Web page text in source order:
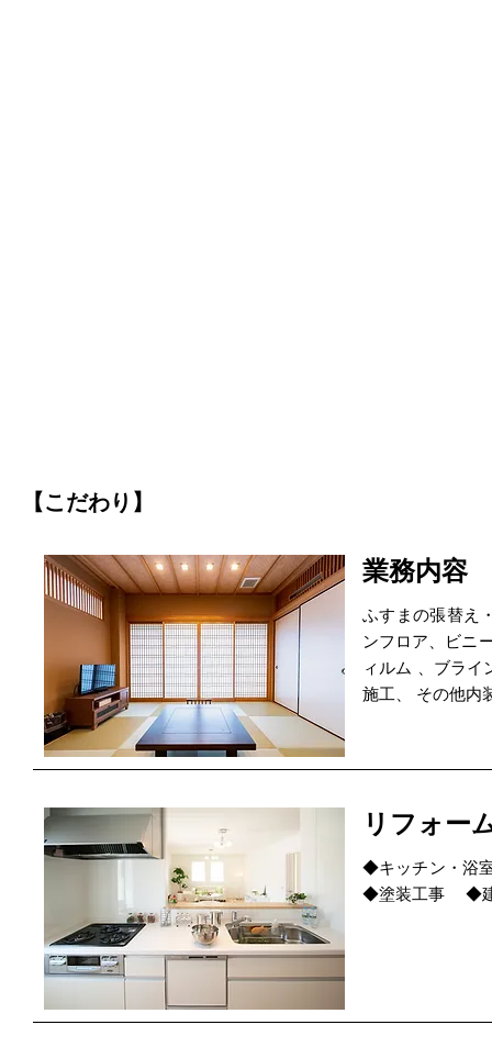
【こだわり】
業務内容
ふすまの張替え
ンフロア、ビニ
ィルム 、ブライ
施工、 その他内
リフォー
◆キッチン・浴
◆塗装工事 ◆建